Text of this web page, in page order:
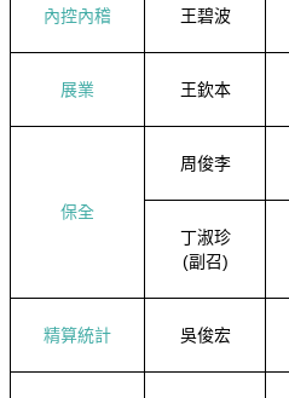
內控內稽 王碧波
展業 王欽本
保全
周俊李
丁淑珍
(副召)
精算統計 吳俊宏